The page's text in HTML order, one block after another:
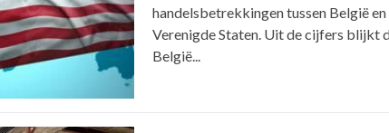
handelsbetrekkingen tussen België en
Verenigde Staten. Uit de cijfers blijkt
België...